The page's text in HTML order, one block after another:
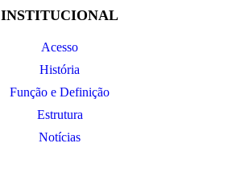
INSTITUCIONAL
Acesso
História
Função e Definição
Estrutura
Notícias